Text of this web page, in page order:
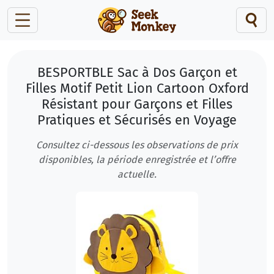
BESPORTBLE Sac à Dos Garçon et
Filles Motif Petit Lion Cartoon Oxford
Résistant pour Garçons et Filles
Pratiques et Sécurisés en Voyage
Consultez ci-dessous les observations de prix
disponibles, la période enregistrée et l’offre
actuelle.